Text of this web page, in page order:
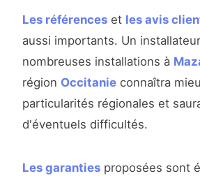
Les références et les avis
aussi importants. Un
nombreuses installations à
région Occitanie connaîtra
particularités régionales et
d'éventuels difficultés.
Les garanties proposées sont